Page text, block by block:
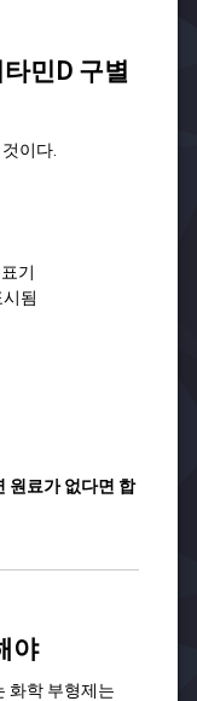
민D 구별
이다.
기
됨
원료가 없다면 합
야
화학 부형제는